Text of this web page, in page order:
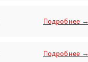
Подробнее →
Подробнее →